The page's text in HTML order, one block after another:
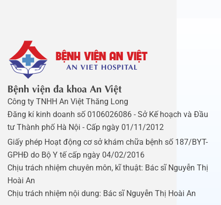
Bệnh viện đa khoa An Việt
Công ty TNHH An Việt Thăng Long
Đăng kí kinh doanh số 0106026086 - Sở Kế hoạch và Đầu
tư Thành phố Hà Nội - Cấp ngày 01/11/2012
Giấy phép Hoạt động cơ sở khám chữa bệnh số 187/BYT-
GPHĐ do Bộ Y tế cấp ngày 04/02/2016
Chịu trách nhiệm chuyên môn, kĩ thuật: Bác sĩ Nguyễn Thị
Hoài An
Chịu trách nhiệm nội dung: Bác sĩ Nguyễn Thị Hoài An